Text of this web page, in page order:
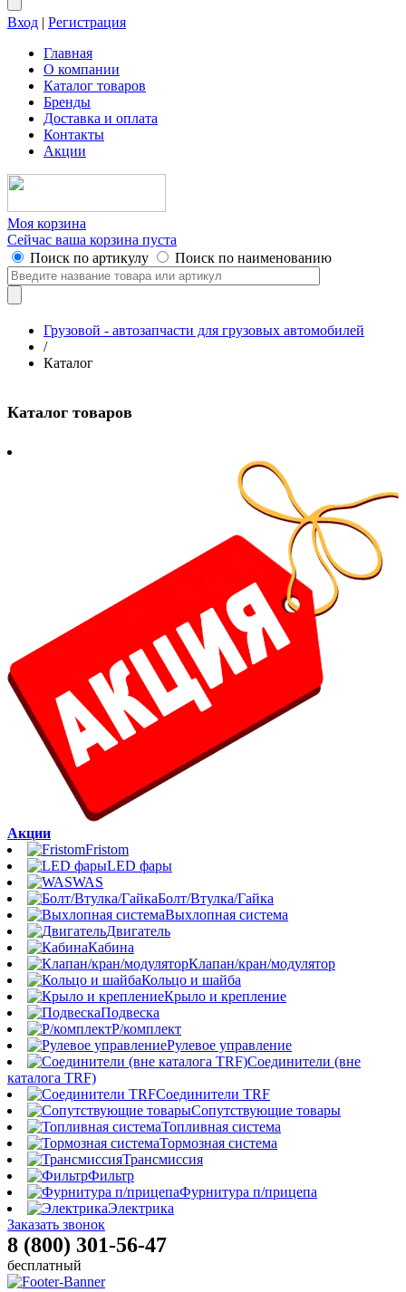
Вход | Регистрация
Главная
О компании
Каталог товаров
Бренды
Доставка и оплата
Контакты
Акции
Моя корзина
Сейчас ваша корзина пуста
Поиск по артикулу
Поиск по наименованию
Грузовой - автозапчасти для грузовых автомобилей
/
Каталог
Каталог товаров
Акции
Fristom
LED фары
WAS
Болт/Втулка/Гайка
Выхлопная система
Двигатель
Кабина
Клапан/кран/модулятор
Кольцо и шайба
Крыло и крепление
Подвеска
Р/комплект
Рулевое управление
Соединители (вне
каталога TRF)
Соединители TRF
Сопутствующие товары
Топливная система
Тормозная система
Трансмиссия
Фильтр
Фурнитура п/прицепа
Электрика
Заказать звонок
8 (800) 301-56-47
бесплатный